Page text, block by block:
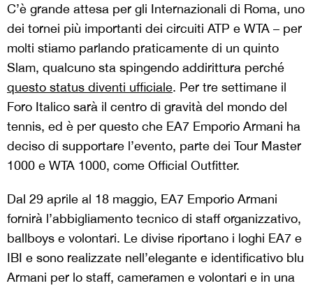
C’è grande attesa per gli Internazionali di Roma, uno
dei tornei più importanti dei circuiti ATP e WTA – per
molti stiamo parlando praticamente di un quinto
Slam, qualcuno sta spingendo addirittura perché
questo status diventi ufficiale. Per tre settimane il
Foro Italico sarà il centro di gravità del mondo del
tennis, ed è per questo che EA7 Emporio Armani ha
deciso di supportare l’evento, parte dei Tour Master
1000 e WTA 1000, come Official Outfitter.
Dal 29 aprile al 18 maggio, EA7 Emporio Armani
fornirà l’abbigliamento tecnico di staff organizzativo,
ballboys e volontari. Le divise riportano i loghi EA7 e
IBI e sono realizzate nell’elegante e identificativo blu
Armani per lo staff, cameramen e volontari e in una